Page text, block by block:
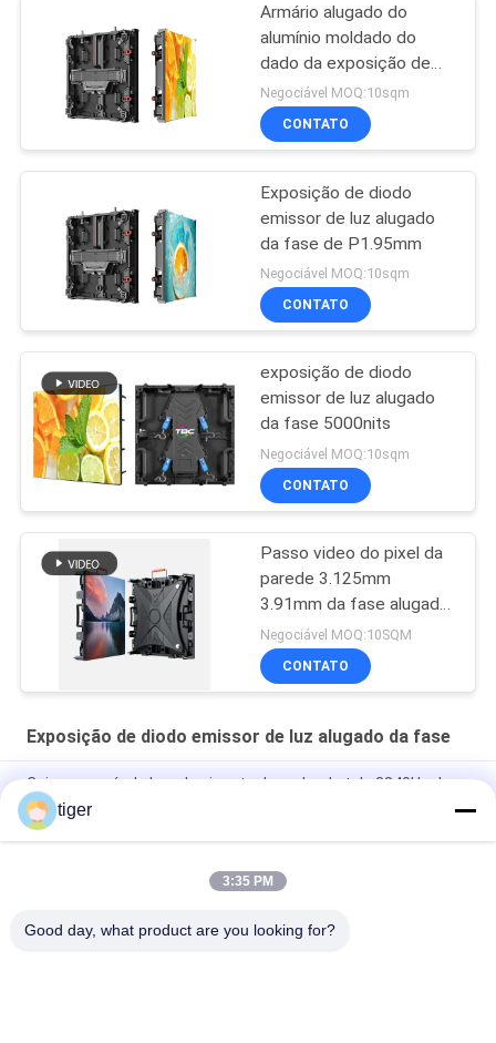
Armário alugado do
alumínio moldado do
dado da exposição de
diodo emissor de luz da
fase IP68 impermeável
Negociável MOQ:10sqm
CONTATO
Exposição de diodo
emissor de luz alugado
da fase de P1.95mm
Negociável MOQ:10sqm
CONTATO
exposição de diodo
emissor de luz alugado
da fase 5000nits
Negociável MOQ:10sqm
CONTATO
Passo video do pixel da
parede 3.125mm
3.91mm da fase alugado
alta da definição SMD
Negociável MOQ:10SQM
CONTATO
Exposição de diodo emissor de luz alugado da fase
Caixa removível alugado gigante do poder da tela 3840Hz do
diodo emissor de luz da série 500x500mm
Série gigante 500x1000mm Led Stage Screen Aluguer P2.6
Exposição de diodo emissor de luz alugado interna de Glory
tiger
3:35 PM
Good day, what product are you looking for?